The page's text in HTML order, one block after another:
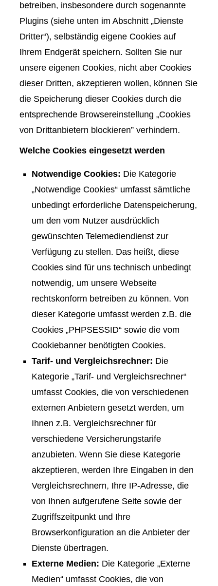
betreiben, insbesondere durch sogenannte
Plugins (siehe unten im Abschnitt „Dienste
Dritter“), selbständig eigene Cookies auf
Ihrem Endgerät speichern. Sollten Sie nur
unsere eigenen Cookies, nicht aber Cookies
dieser Dritten, akzeptieren wollen, können Sie
die Speicherung dieser Cookies durch die
entsprechende Browsereinstellung „Cookies
von Drittanbietern blockieren” verhindern.
Welche Cookies eingesetzt werden
Notwendige Cookies: Die Kategorie
„Notwendige Cookies“ umfasst sämtliche
unbedingt erforderliche Datenspeicherung,
um den vom Nutzer ausdrücklich
gewünschten Telemediendienst zur
Verfügung zu stellen. Das heißt, diese
Cookies sind für uns technisch unbedingt
notwendig, um unsere Webseite
rechtskonform betreiben zu können. Von
dieser Kategorie umfasst werden z.B. die
Cookies „PHPSESSID“ sowie die vom
Cookiebanner benötigten Cookies.
Tarif- und Vergleichsrechner: Die
Kategorie „Tarif- und Vergleichsrechner“
umfasst Cookies, die von verschiedenen
externen Anbietern gesetzt werden, um
Ihnen z.B. Vergleichsrechner für
verschiedene Versicherungstarife
anzubieten. Wenn Sie diese Kategorie
akzeptieren, werden Ihre Eingaben in den
Vergleichsrechnern, Ihre IP-Adresse, die
von Ihnen aufgerufene Seite sowie der
Zugriffszeitpunkt und Ihre
Browserkonfiguration an die Anbieter der
Dienste übertragen.
Externe Medien: Die Kategorie „Externe
Medien“ umfasst Cookies, die von